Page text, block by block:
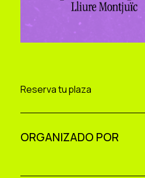
Reserva tu plaza
ORGANIZADO POR